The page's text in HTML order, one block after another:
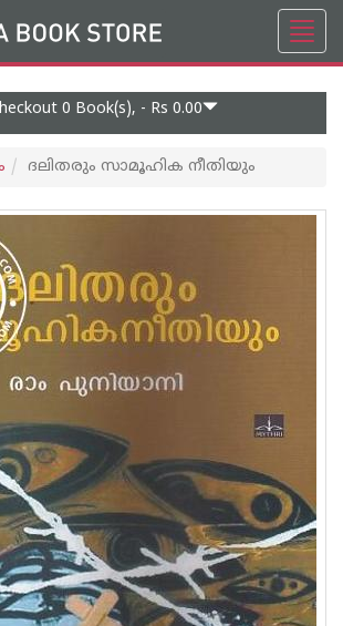
0 Book(s), - Rs 0.00
ദലിതരും സാമൂഹിക നീതിയും